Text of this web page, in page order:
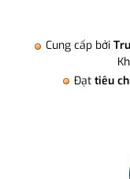
Cung cấp bởi
Đạt tiêu